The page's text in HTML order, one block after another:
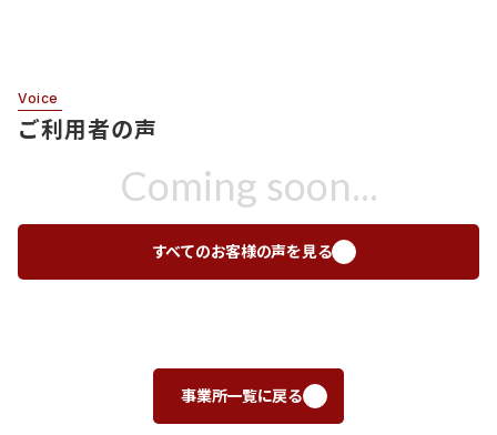
Voice
ご利用者の声
Coming soon...
すべてのお客様の声を見る
事業所一覧に戻る